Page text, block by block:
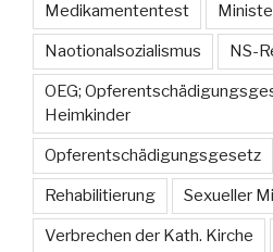
Medikamententest
Naotionalsozialismus NS-
OEG;
Heimkinder
Opferentschädigungsgesetz
Rehabilitierung Sexueller
Verbrechen der Kath. Kirche